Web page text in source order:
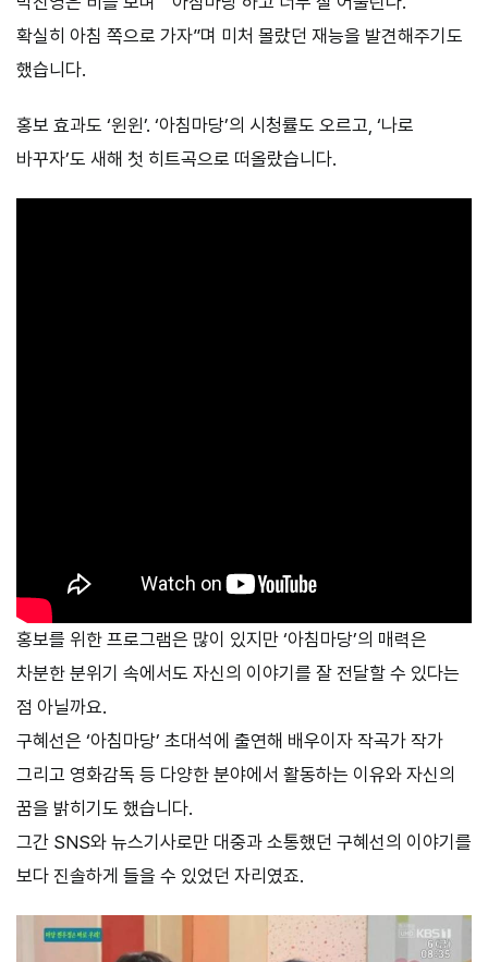
확실히 아침 쪽으로 가자”며 미처 몰랐던 재능을 발견해주기도
했습니다.
홍보 효과도 ‘윈윈’. ‘아침마당’의 시청률도 오르고, ‘나로
바꾸자’도 새해 첫 히트곡으로 떠올랐습니다.
홍보를 위한 프로그램은 많이 있지만 ‘아침마당’의 매력은
차분한 분위기 속에서도 자신의 이야기를 잘 전달할 수 있다는
점 아닐까요.
구혜선은 ‘아침마당’ 초대석에 출연해 배우이자 작곡가 작가
그리고 영화감독 등 다양한 분야에서 활동하는 이유와 자신의
꿈을 밝히기도 했습니다.
그간 SNS와 뉴스기사로만 대중과 소통했던 구혜선의 이야기를
보다 진솔하게 들을 수 있었던 자리였죠.